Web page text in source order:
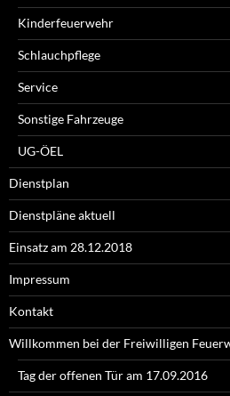
Kinderfeuerwehr
Schlauchpflege
Service
Sonstige Fahrzeuge
UG-ÖEL
Dienstplan
Dienstpläne aktuell
Einsatz am 28.12.2018
Impressum
Kontakt
Willkommen bei der Freiwilligen
Tag der offenen Tür am 17.09.2016